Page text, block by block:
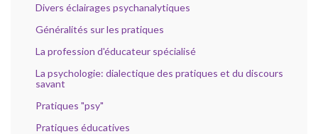
Divers éclairages psychanalytiques
Généralités sur les pratiques
La profession d'éducateur spécialisé
La psychologie: dialectique des pratiques et du discours
savant
Pratiques "psy"
Pratiques éducatives